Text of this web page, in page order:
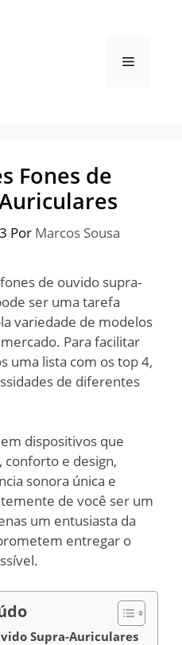
Menu
Fones de
Por Marcos Sousa
de ouvido supra-
ser uma tarefa
variedade de modelos
Para facilitar
uma lista com os top 4,
de diferentes
dispositivos que
conforto e design,
sonora única e
de você ser um
um entusiasta da
entregar o
Supra-Auriculares